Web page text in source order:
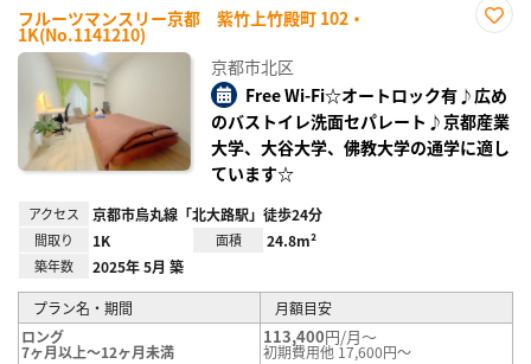
フルーツマンスリー京都 紫竹上竹殿町 102・
1K(No.1141210)
録
京都市北区
Free Wi-Fi☆オートロック有♪広め
のバストイレ洗面セパレート♪京都産業
大学、大谷大学、佛教大学の通学に適し
ています☆
アクセス 京都市烏丸線「北大路駅」徒歩24分
間取り 1K 面積 24.8m²
築年数 2025年 5月 築
プラン名・期間
月額目安
ロング
7ヶ月以上～12ヶ月未満
113,400円/月～
初期費用他 17,600円～